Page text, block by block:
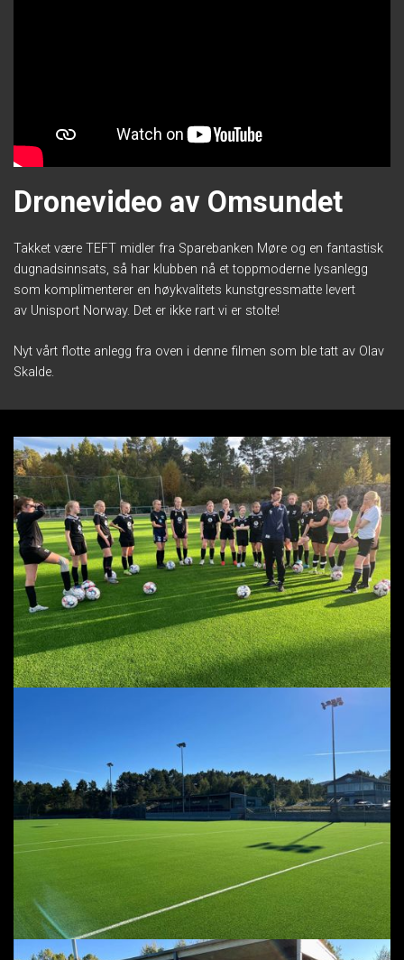
Dronevideo av Omsundet
Takket være TEFT midler fra Sparebanken Møre og en fantastisk
dugnadsinnsats, så har klubben nå et toppmoderne lysanlegg
som komplimenterer en høykvalitets kunstgressmatte levert
av Unisport Norway. Det er ikke rart vi er stolte!
Nyt vårt flotte anlegg fra oven i denne filmen som ble tatt av Olav
Skalde.